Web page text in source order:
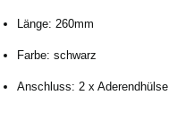
Länge: 260mm
Farbe: schwarz
Anschluss: 2 x Aderendhülse